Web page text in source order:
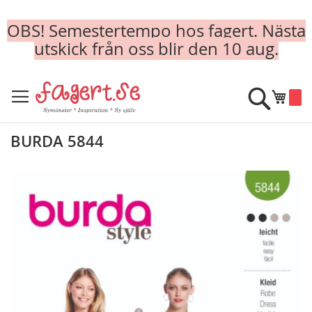
OBS! Semestertempo hos fagert. Nästa
utskick från oss blir den 10 aug.
to
Content
Min
Sök
BURDA 5844